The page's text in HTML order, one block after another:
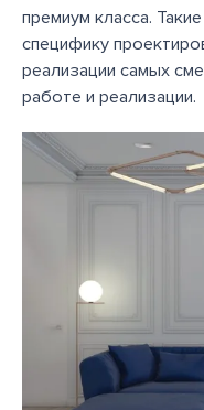
премиум класса.
специфику
реализации самых
работе и реализации.